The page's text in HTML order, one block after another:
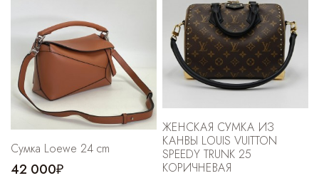
Сумка Loewe 24 cm
42 000₽
ЖЕНСКАЯ СУМКА ИЗ
КАНВЫ LOUIS VUITTON
SPEEDY TRUNK 25
КОРИЧНЕВАЯ
Комбинезоны